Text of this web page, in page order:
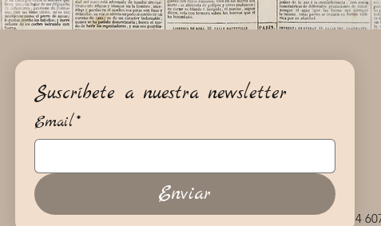
+34
Suscríbete a nuestra newsletter
Email*
Enviar